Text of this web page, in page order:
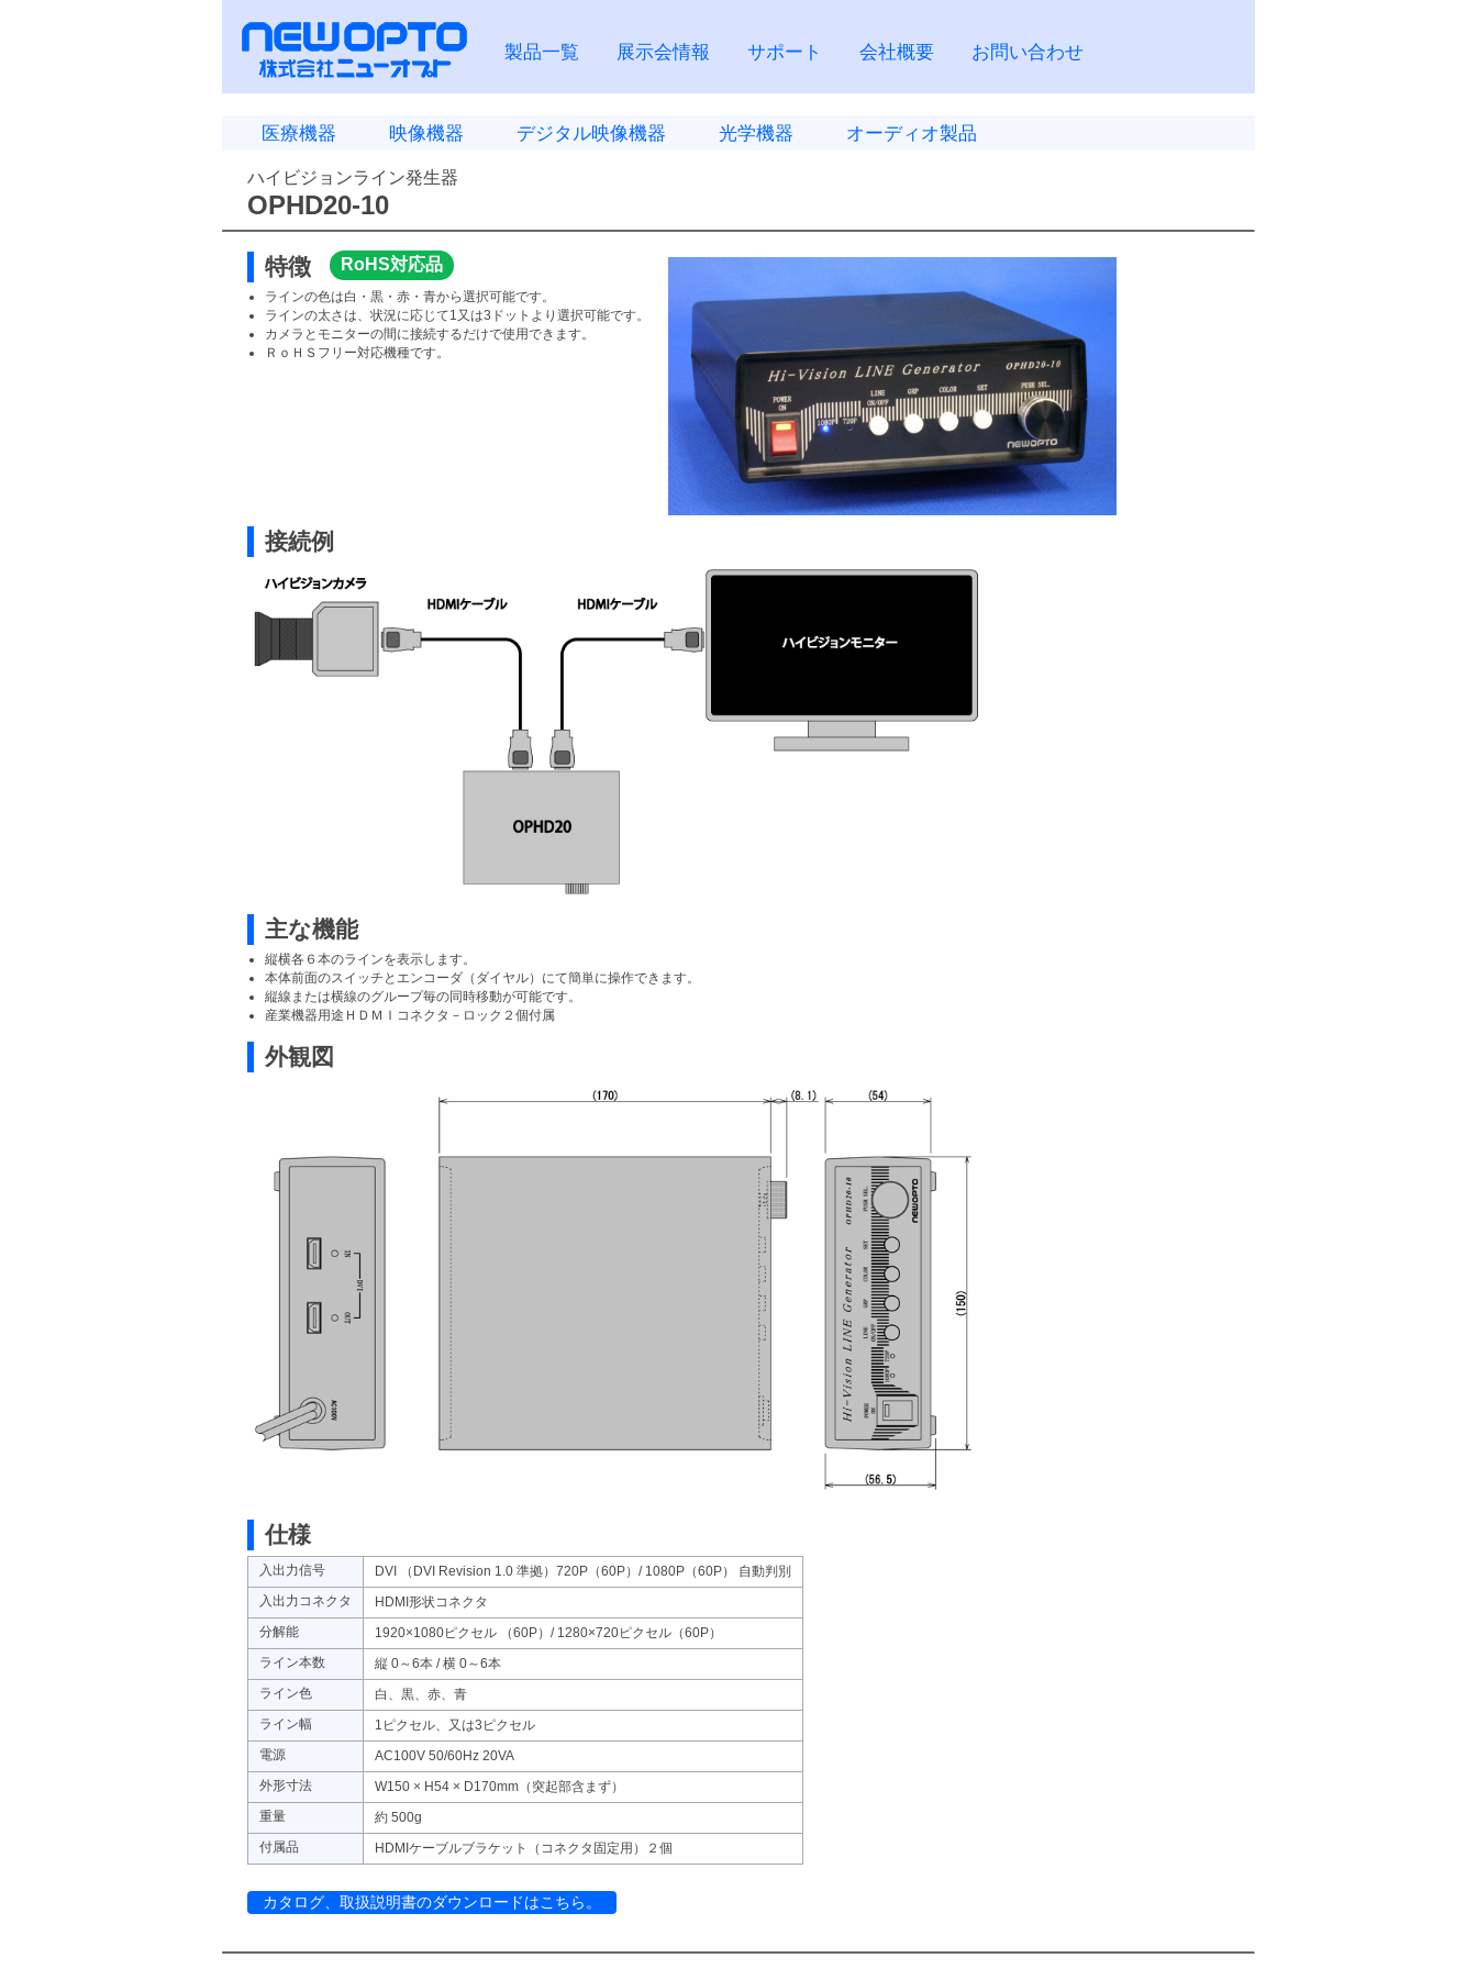
製品一覧 展示会情報 サポート 会社概要 お問い合わせ
医療機器 映像機器 デジタル映像機器 光学機器 オーディオ製品
ハイビジョンライン発生器
OPHD20-10
特徴 RoHS対応品
ラインの色は白・黒・赤・青から選択可能です。
ラインの太さは、状況に応じて1又は3ドットより選択可能です。
カメラとモニターの間に接続するだけで使用できます。
ＲｏＨＳフリー対応機種です。
接続例
主な機能
縦横各６本のラインを表示します。
本体前面のスイッチとエンコーダ（ダイヤル）にて簡単に操作できます。
縦線または横線のグループ毎の同時移動が可能です。
産業機器用途ＨＤＭＩコネクタ－ロック２個付属
外観図
仕様
入出力信号
DVI （DVI Revision 1.0 準拠）720P（60P）/ 1080P（60P） 自動判別
入出力コネクタ
HDMI形状コネクタ
分解能
1920×1080ピクセル （60P）/ 1280×720ピクセル（60P）
ライン本数
縦 0～6本 / 横 0～6本
ライン色
白、黒、赤、青
ライン幅
1ピクセル、又は3ピクセル
電源
AC100V 50/60Hz 20VA
外形寸法
W150 × H54 × D170mm（突起部含まず）
重量
約 500g
付属品
HDMIケーブルブラケット（コネクタ固定用）２個
カタログ、取扱説明書のダウンロードはこちら。